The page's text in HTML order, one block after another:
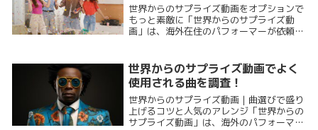
世界からのサプライズ動画をオプションで
もっと素敵に「世界からのサプライズ動
画」は、海外在住のパフォーマーが依頼者
アジア、ヨーロッパ、南米など国境を越え
た祝福やメッセ...
世界からのサプライズ動画でよく
使用される曲を調査！
世界からのサプライズ動画｜曲選びで盛り
上げるコツと人気のアレンジ「世界からの
サプライズ動画」は、海外のパフォーマー